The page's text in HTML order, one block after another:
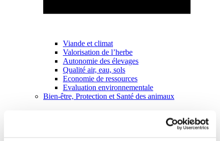
Viande et climat
Valorisation de l’herbe
Autonomie des élevages
Qualité air, eau, sols
Economie de ressources
Evaluation environnementale
Bien-être, Protection et Santé des animaux